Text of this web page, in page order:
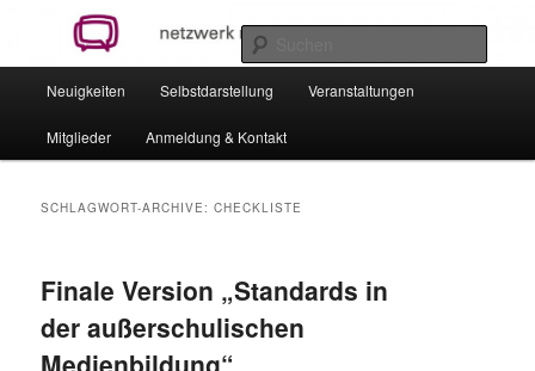
wechseln
sekundären
Inhalt
wechselnNetzwerk Medienbildung Dresden
netzwerk.medienbildung.dresden
Neuigkeiten Selbstdarstellung Veranstaltungen
Mitglieder Anmeldung & Kontakt
SCHLAGWORT-ARCHIVE:CHECKLISTE
Finale Version „Standards in
der außerschulischen